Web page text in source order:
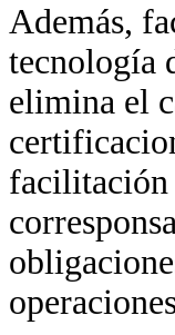
Además,
tecnología
elimina el
facilitación